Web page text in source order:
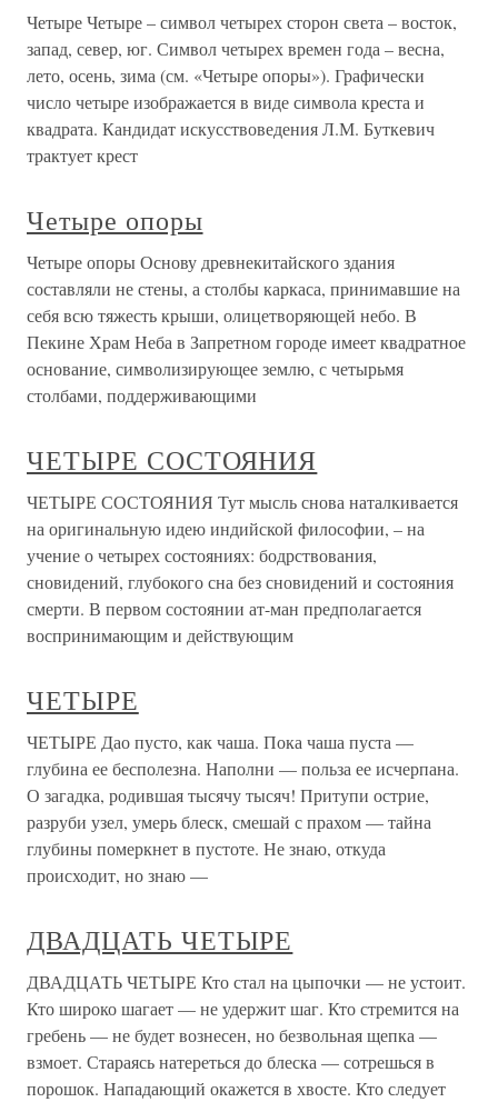
Четыре Четыре – символ четырех сторон света – восток,
запад, север, юг. Символ четырех времен года – весна,
лето, осень, зима (см. «Четыре опоры»). Графически
число четыре изображается в виде символа креста и
квадрата. Кандидат искусствоведения Л.М. Буткевич
трактует крест
Четыре опоры
Четыре опоры Основу древнекитайского здания
составляли не стены, а столбы каркаса, принимавшие на
себя всю тяжесть крыши, олицетворяющей небо. В
Пекине Храм Неба в Запретном городе имеет квадратное
основание, символизирующее землю, с четырьмя
столбами, поддерживающими
ЧЕТЫРЕ СОСТОЯНИЯ
ЧЕТЫРЕ СОСТОЯНИЯ Тут мысль снова наталкивается
на оригинальную идею индийской философии, – на
учение о четырех состояниях: бодрствования,
сновидений, глубокого сна без сновидений и состояния
смерти. В первом состоянии ат-ман предполагается
воспринимающим и действующим
ЧЕТЫРЕ
ЧЕТЫРЕ Дао пусто, как чаша. Пока чаша пуста —
глубина ее бесполезна. Наполни — польза ее исчерпана.
О загадка, родившая тысячу тысяч! Притупи острие,
разруби узел, умерь блеск, смешай с прахом — тайна
глубины померкнет в пустоте. Не знаю, откуда
происходит, но знаю —
ДВАДЦАТЬ ЧЕТЫРЕ
ДВАДЦАТЬ ЧЕТЫРЕ Кто стал на цыпочки — не устоит.
Кто широко шагает — не удержит шаг. Кто стремится на
гребень — не будет вознесен, но безвольная щепка —
взмоет. Стараясь натереться до блеска — сотрешься в
порошок. Нападающий окажется в хвосте. Кто следует